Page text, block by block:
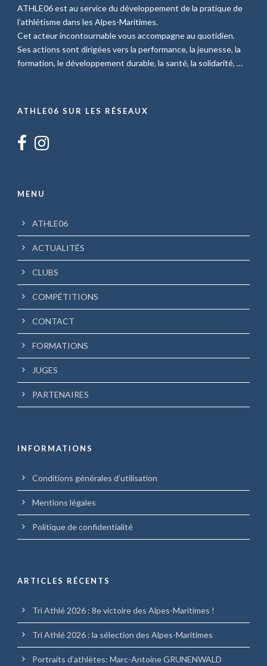
ATHLE06 est au service du développement de la pratique de
l’athlétisme dans les Alpes-Maritimes.
Cet acteur incontournable vous accompagne au quotidien.
Ses actions sont dirigées vers la performance, la jeunesse, la
formation, le développement durable, la santé, la solidarité, …
ATHLE06 SUR LES RÉSEAUX
MENU
ATHLE06
ACTUALITÉS
CLUBS
COMPÉTITIONS
CONTACT
FORMATIONS
JUGES
PARTENAIRES
INFORMATIONS
Conditions générales d’utilisation
Mentions légales
Politique de confidentialité
ARTICLES RÉCENTS
Tri Athlé 2026 : 8e victoire des Alpes-Maritimes !
Tri Athlé 2026 : la sélection des Alpes-Maritimes
Portraits d’athlètes: Marc-Antoine GRUNENWALD